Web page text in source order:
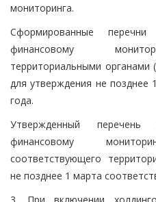
мониторинга.
Сформированные перечни
финансовому
территориальными
для утверждения не позднее
года.
Утвержденный перечень
финансовому
соответствующего
не позднее 1 марта